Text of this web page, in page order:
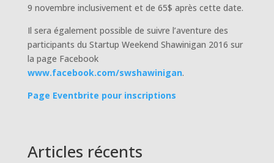
9 novembre inclusivement et de 65$ après cette date.
Il sera également possible de suivre l’aventure des
participants du Startup Weekend Shawinigan 2016 sur
la page Facebook
www.facebook.com/swshawinigan.
Page Eventbrite pour inscriptions
Articles récents